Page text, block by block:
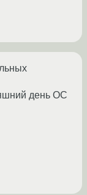
день ОС